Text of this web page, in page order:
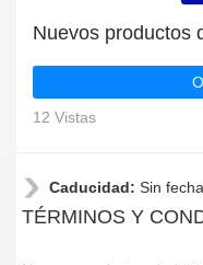
Nuevos productos
12 Vistas
Caducidad: Sin
TÉRMINOS Y